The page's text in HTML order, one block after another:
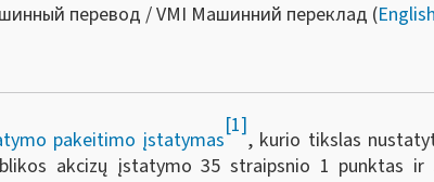
перевод / VMI Машинний переклад (English
pakeitimo įstatymas
[1]
, kurio tikslas
akcizų įstatymo 35 straipsnio 1 punktas